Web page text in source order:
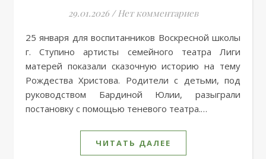
29.01.2026 / Нет комментариев
25 января для воспитанников Воскресной школы
г. Ступино артисты семейного театра Лиги
матерей показали сказочную историю на тему
Рождества Христова. Родители с детьми, под
руководством Бардиной Юлии, разыграли
постановку с помощью теневого театра.…
ЧИТАТЬ ДАЛЕЕ